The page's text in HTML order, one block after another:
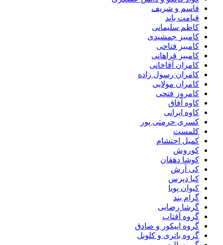
قاسم و شریف
قیامت باند
کاظم سلیمانی
کامبیز جمشیدی
کامبیز فتاحی
کامبیز فراهانی
کامران آقاخانی
کامران رسول زاده
کامران مولایی
کامروز فتحی
کاوه آفاق
کاوه ایرانی
کسری حرمتی پور
کلمست
کمیل احتشام
کوروش
کوشا دهقان
کی آرش
کیا دپرس
کیوان پویا
گرام بند
گرشا رضایی
گروه آفتاب
گروه اپیکور و صادق
گروه باتری و کلونل